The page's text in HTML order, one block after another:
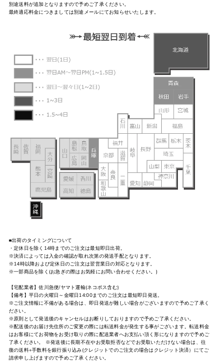
別途送料が追加となりますので予めご了承ください。
最終適応料金につきましては別途メールにてお知らせいたします。
■出荷のタイミングについて
・定休日を除く14時までのご注文は最短即日出荷。
※決済によっては入金の確認が取れ次第の発送手配となります。
※14時以降および定休日のご注文は翌営業日の対応となります。
※一部商品を除く(お急ぎの際はお気軽にお問い合わせください。)
【宅配業者】佐川急便/ヤマト運輸(ネコポス含む)
【備考】平日の火曜日～金曜日14:00までのご注文は最短即日発送。
※ご注文情報に不備がある場合は、即日発送が難しい場合がございますので予めご了承く
ださい。
※原則として発送後のキャンセルはお断りしておりますので予めご了承ください。
※配送後のお届け先住所のご変更の際には転送料金が発生する事がございます。転送料金
はお客様にてお荷物をお受け取りの際に配送業者へお支払い頂く形になりますので予めご
了承ください。 ※発送後に長期不在やお受取拒否などでお受取いただけない場合は、往
復の送料+手数料を銀行振り込み(クレジットでのご注文の場合はクレジット決済）にてご
請求申し上げますので予めご了承ください。